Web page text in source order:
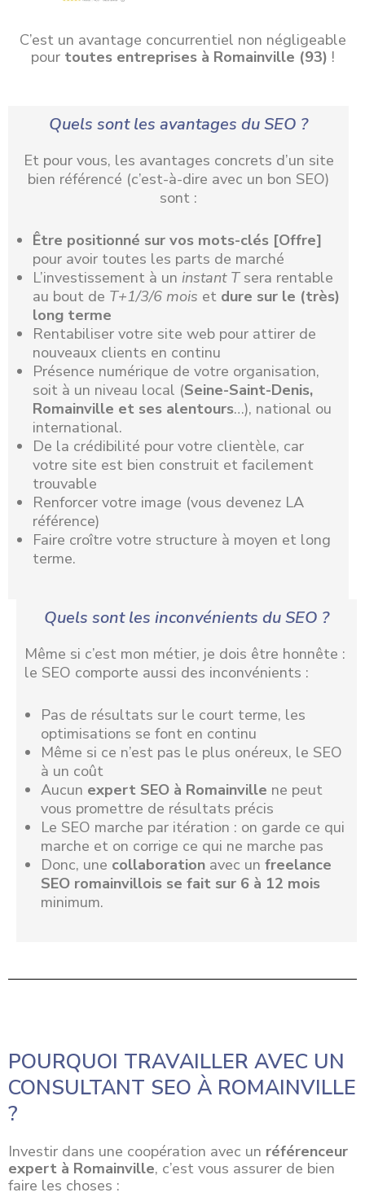
C’est un avantage concurrentiel non négligeable
pour toutes entreprises à Romainville (93) !
Quels sont les avantages du SEO ?
Et pour vous, les avantages concrets d’un site
bien référencé (c’est-à-dire avec un bon SEO)
sont :
Être positionné sur vos mots-clés [Offre]
pour avoir toutes les parts de marché
L’investissement à un instant Tsera rentable
au bout de T+1/3/6 mois et dure sur le (très)
long terme
Rentabiliser votre site web pour attirer de
nouveaux clients en continu
Présence numérique de votre organisation,
soit à un niveau local (Seine-Saint-Denis,
Romainville et ses alentours…), national ou
international.
De la crédibilité pour votre clientèle, car
votre site est bien construit et facilement
trouvable
Renforcer votre image (vous devenez LA
référence)
Faire croître votre structure à moyen et long
terme.
Quels sont les inconvénients du SEO ?
Même si c’est mon métier, je dois être honnête :
le SEO comporte aussi des inconvénients :
Pas de résultats sur le court terme, les
optimisations se font en continu
Même si ce n’est pas le plus onéreux, le SEO
à un coût
Aucun expert SEO à Romainville ne peut
vous promettre de résultats précis
Le SEO marche par itération : on garde ce qui
marche et on corrige ce qui ne marche pas
Donc, une collaboration avec un freelance
SEO romainvillois se fait sur 6 à 12 mois
minimum.
POURQUOI TRAVAILLER AVEC UN
CONSULTANT SEO À ROMAINVILLE
?
Investir dans une coopération avec un référenceur
expert à Romainville, c’est vous assurer de bien
faire les choses :